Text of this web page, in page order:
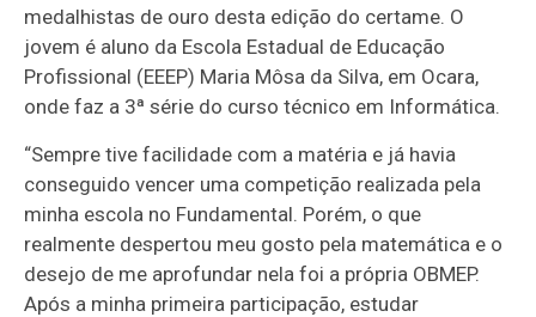
medalhistas de ouro desta edição do certame. O
jovem é aluno da Escola Estadual de Educação
Profissional (EEEP) Maria Môsa da Silva, em Ocara,
onde faz a 3ª série do curso técnico em Informática.
“Sempre tive facilidade com a matéria e já havia
conseguido vencer uma competição realizada pela
minha escola no Fundamental. Porém, o que
realmente despertou meu gosto pela matemática e o
desejo de me aprofundar nela foi a própria OBMEP.
Após a minha primeira participação, estudar